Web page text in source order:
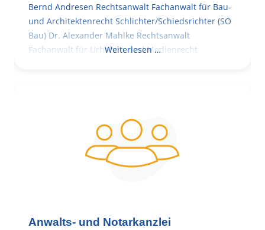
Bernd Andresen Rechtsanwalt Fachanwalt für Bau-
und Architektenrecht Schlichter/Schiedsrichter (SO
Bau) Dr. Alexander Mahlke Rechtsanwalt
Fachanwalt für Urheber- und Medienrecht
Weiterlesen …
Anwalts- und Notarkanzlei